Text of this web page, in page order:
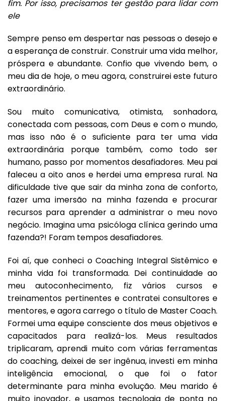
fim. Por isso, precisamos ter gestão para lidar com
ele
Sempre penso em despertar nas pessoas o desejo e
a esperança de construir. Construir uma vida melhor,
próspera e abundante. Confio que vivendo bem, o
meu dia de hoje, o meu agora, construirei este futuro
extraordinário.
Sou muito comunicativa, otimista, sonhadora,
conectada com pessoas, com Deus e com o mundo,
mas isso não é o suficiente para ter uma vida
extraordinária porque também, como todo ser
humano, passo por momentos desafiadores. Meu pai
faleceu a oito anos e herdei uma empresa rural. Na
dificuldade tive que sair da minha zona de conforto,
fazer uma imersão na minha fazenda e procurar
recursos para aprender a administrar o meu novo
negócio. Imagina uma psicóloga clínica gerindo uma
fazenda?! Foram tempos desafiadores.
Foi aí, que conheci o Coaching Integral Sistêmico e
minha vida foi transformada. Dei continuidade ao
meu autoconhecimento, fiz vários cursos e
treinamentos pertinentes e contratei consultores e
mentores, e agora carrego o título de Master Coach.
Formei uma equipe consciente dos meus objetivos e
capacitados para realizá-los. Meus resultados
triplicaram, aprendi muito com várias ferramentas
do coaching, deixei de ser ingênua, investi em minha
inteligência emocional, o que foi o fator
determinante para minha evolução. Meu marido é